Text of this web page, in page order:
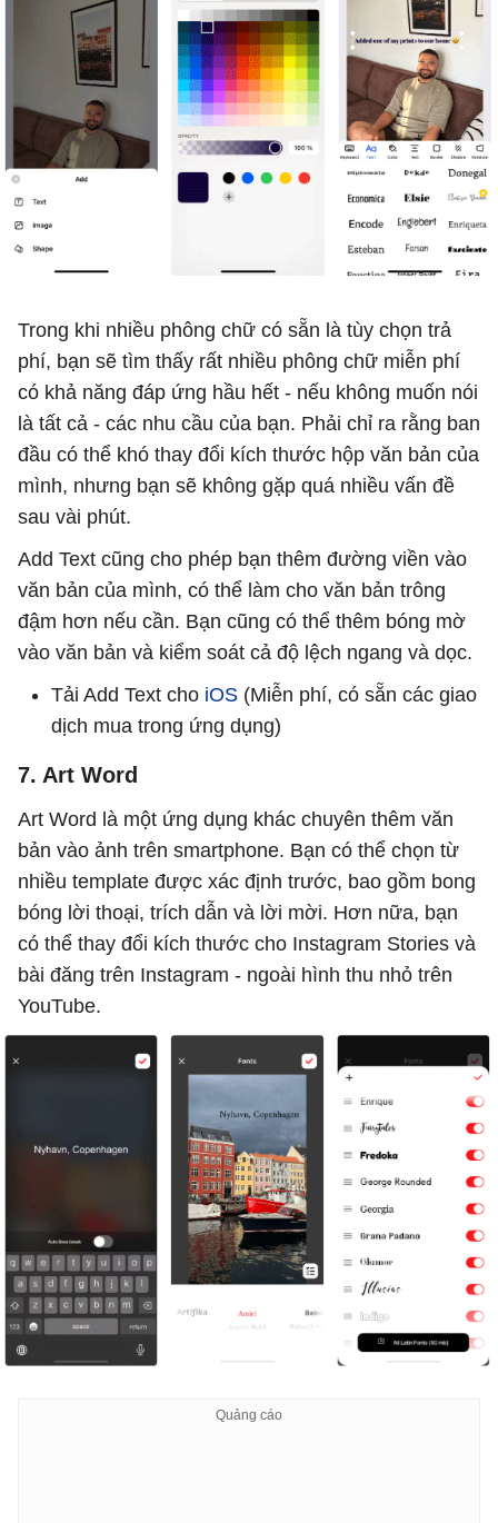
Trong khi nhiều phông chữ có sẵn là tùy chọn trả
phí, bạn sẽ tìm thấy rất nhiều phông chữ miễn phí
có khả năng đáp ứng hầu hết - nếu không muốn nói
là tất cả - các nhu cầu của bạn. Phải chỉ ra rằng ban
đầu có thể khó thay đổi kích thước hộp văn bản của
mình, nhưng bạn sẽ không gặp quá nhiều vấn đề
sau vài phút.
Add Text cũng cho phép bạn thêm đường viền vào
văn bản của mình, có thể làm cho văn bản trông
đậm hơn nếu cần. Bạn cũng có thể thêm bóng mờ
vào văn bản và kiểm soát cả độ lệch ngang và dọc.
Tải Add Text cho iOS (Miễn phí, có sẵn các giao
dịch mua trong ứng dụng)
7. Art Word
Art Word là một ứng dụng khác chuyên thêm văn
bản vào ảnh trên smartphone. Bạn có thể chọn từ
nhiều template được xác định trước, bao gồm bong
bóng lời thoại, trích dẫn và lời mời. Hơn nữa, bạn
có thể thay đổi kích thước cho Instagram Stories và
bài đăng trên Instagram - ngoài hình thu nhỏ trên
YouTube.